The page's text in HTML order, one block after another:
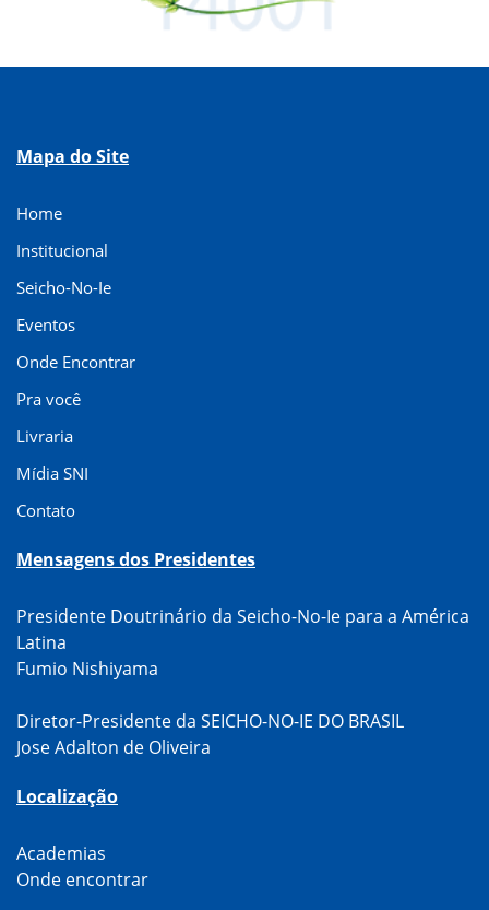
Mapa do Site
Home
Institucional
Seicho-No-Ie
Eventos
Onde Encontrar
Pra você
Livraria
Mídia SNI
Contato
Mensagens dos Presidentes
Presidente Doutrinário da Seicho-No-Ie para a América
Latina
Fumio Nishiyama
Diretor-Presidente da SEICHO-NO-IE DO BRASIL
Jose Adalton de Oliveira
Localização
Academias
Onde encontrar